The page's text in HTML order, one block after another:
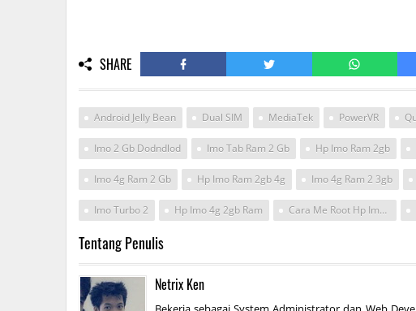
SHARE
Android Jelly Bean Dual SIM MediaTek PowerVR
Imo 2 Gb Dodndlod Imo Tab Ram 2 Gb Hp Imo Ram 2gb
Imo 4g Ram 2 Gb Hp Imo Ram 2gb 4g Imo 4g Ram 2 3gb
Imo Turbo 2 Hp Imo 4g 2gb Ram Cara Me Root Hp Imo Turbo
Tentang Penulis
Netrix Ken